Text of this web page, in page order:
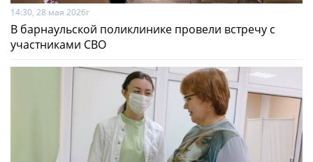
14:30, 28 мая 2026г
В барнаульской поликлинике провели встречу с
участниками СВО